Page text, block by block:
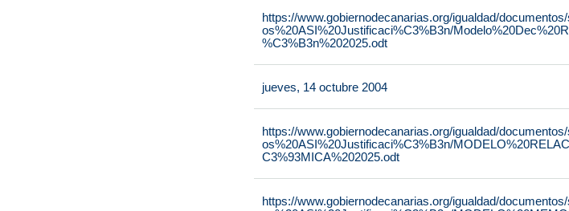
https://www.gobiernodecanarias.org/igualdad/
os%20ASI%20Justificaci%C3%B3n/
%C3%B3n%202025.odt
jueves, 14 octubre 2004
https://www.gobiernodecanarias.org/igualdad/
os%20ASI%20Justificaci%C3%B3n/
C3%93MICA%202025.odt
https://www.gobiernodecanarias.org/igualdad/